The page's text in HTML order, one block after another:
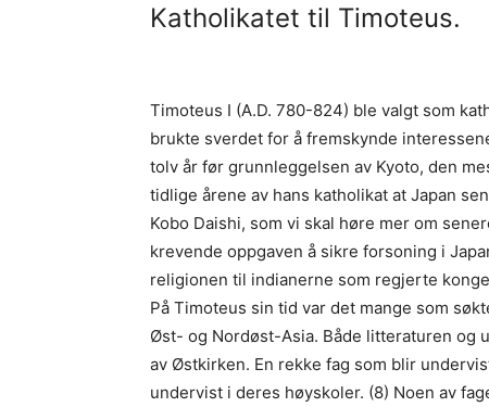
Katholikatet til Timoteus.
Timoteus I (A.D. 780-824) ble valgt som
brukte sverdet for å fremskynde
tolv år før grunnleggelsen av Kyoto, den
tidlige årene av hans katholikat at Japan
Kobo Daishi, som vi skal høre mer om
krevende oppgaven å sikre forsoning i
religionen til indianerne som regjerte
På Timoteus sin tid var det mange som
Øst- og Nordøst-Asia. Både litteraturen og
av Østkirken. En rekke fag som blir
undervist i deres høyskoler. (8) Noen av